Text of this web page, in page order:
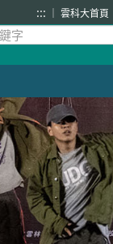
::: 雲科大首頁